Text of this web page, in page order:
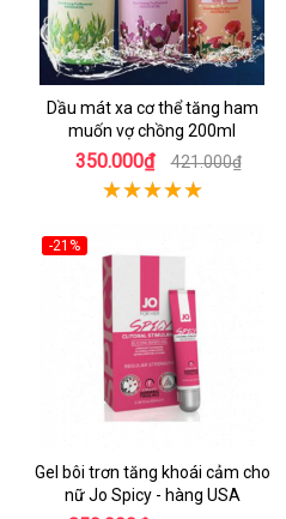
Dầu mát xa cơ thể tăng ham
muốn vợ chồng 200ml
350.000₫ 421.000₫
-21%
Gel bôi trơn tăng khoái cảm cho
nữ Jo Spicy - hàng USA